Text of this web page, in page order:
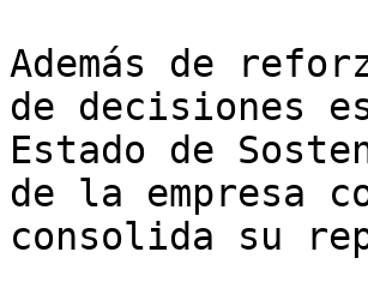
Además de
de decisiones
Estado de
de la empresa
consolida su